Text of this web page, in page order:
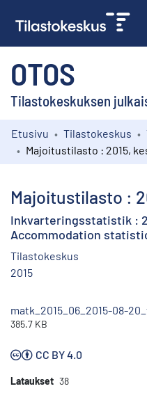
OTOS
Tilastokeskuksen
Kokoelmat
Etusivu Tilastokeskus
Majoitustilasto :
Inkvarteringsstatistik :
Accommodation
Tilastokeskus
2015
matk_2015_06_2015-08-
385.7 KB
CC BY 4.0
Lataukset 38